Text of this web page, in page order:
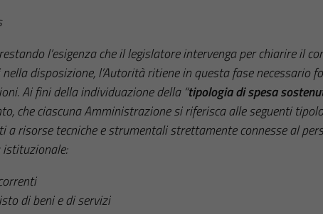
l’esigenza che il legislatore intervenga per chiarire il
disposizione, l’Autorità ritiene in questa fase necessario
Ai fini della individuazione della “tipologia di spesa
che ciascuna Amministrazione si riferisca alle seguenti
a risorse tecniche e strumentali strettamente connesse al
di beni e di servizi